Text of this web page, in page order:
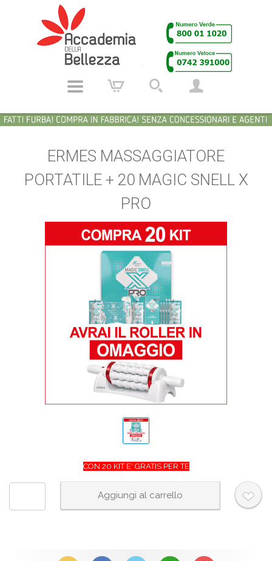
ERMES MASSAGGIATORE
PORTATILE + 20 MAGIC SNELL X
PRO
CON 20 KIT E' GRATIS PER TE